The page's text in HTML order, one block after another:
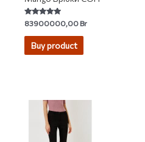
Rated
4.67
out of 5
83900000,00Br
Buy product